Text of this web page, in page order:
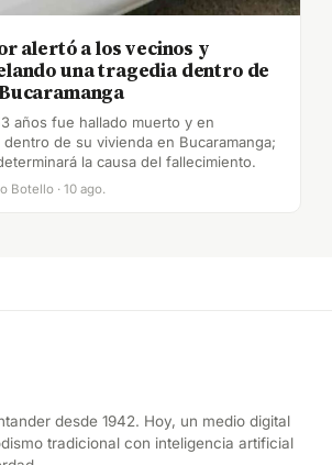
alertó a los vecinos y
una tragedia dentro de
años fue hallado muerto y en
de su vivienda en Bucaramanga;
la causa del fallecimiento.
Botello · 10 ago.
desde 1942. Hoy, un medio digital
tradicional con inteligencia artificial